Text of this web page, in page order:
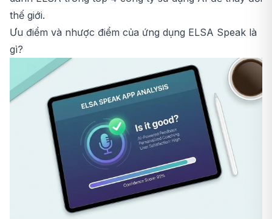
thế giới.
Ưu điểm và nhược điểm của ứng dụng ELSA Speak là
gì?